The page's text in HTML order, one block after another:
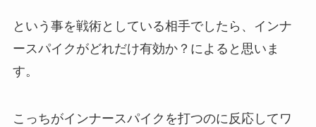
という事を戦術としている相手でしたら、インナ
ースパイクがどれだけ有効か？によると思いま
す。
こっちがインナースパイクを打つのに反応してワ